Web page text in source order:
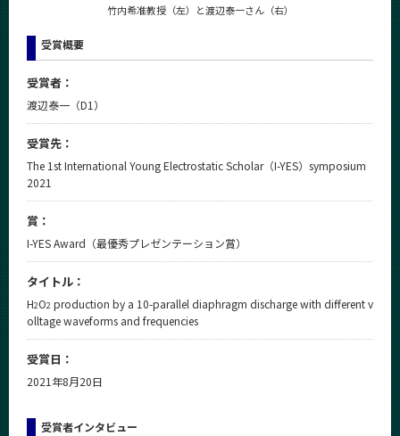
竹内希准教授（左）と渡辺泰一さん（右）
受賞概要
受賞者：
渡辺泰一（D1）
受賞先：
The 1st International Young Electrostatic Scholar（I-YES）symposium
2021
賞：
I-YES Award（最優秀プレゼンテーション賞）
タイトル：
H2O2 production by a 10-parallel diaphragm discharge with different v
olltage waveforms and frequencies
受賞日：
2021年8月20日
受賞者インタビュー
サイト構成